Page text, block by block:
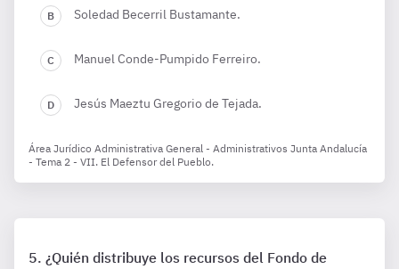
Soledad Becerril Bustamante.
Manuel Conde-Pumpido Ferreiro.
Jesús Maeztu Gregorio de Tejada.
Área Jurídico Administrativa General - Administrativos Junta Andalucía
- Tema 2 - VII. El Defensor del Pueblo.
¿Quién distribuye los recursos del Fondo de